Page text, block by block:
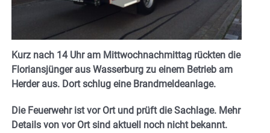
Kurz nach 14 Uhr am Mittwochnachmittag rückten die
Floriansjünger aus Wasserburg zu einem Betrieb am
Herder aus. Dort schlug eine Brandmeldeanlage.
Die Feuerwehr ist vor Ort und prüft die Sachlage. Mehr
Details von vor Ort sind aktuell noch nicht bekannt.